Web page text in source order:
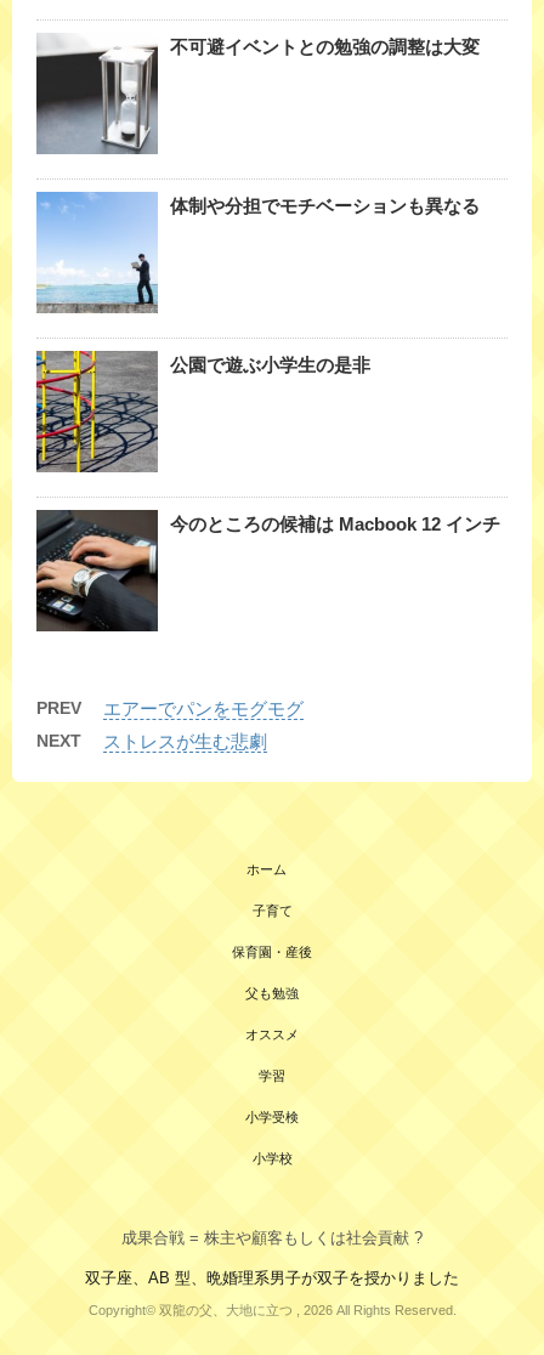
不可避イベントとの勉強の調整は大変
体制や分担でモチベーションも異なる
公園で遊ぶ小学生の是非
今のところの候補は Macbook 12 インチ
PREV エアーでパンをモグモグ
NEXT ストレスが生む悲劇
ホーム
子育て
保育園・産後
父も勉強
オススメ
学習
小学受検
小学校
成果合戦 = 株主や顧客もしくは社会貢献 ?
双子座、AB 型、晩婚理系男子が双子を授かりました
Copyright© 双龍の父、大地に立つ , 2026 All Rights Reserved.